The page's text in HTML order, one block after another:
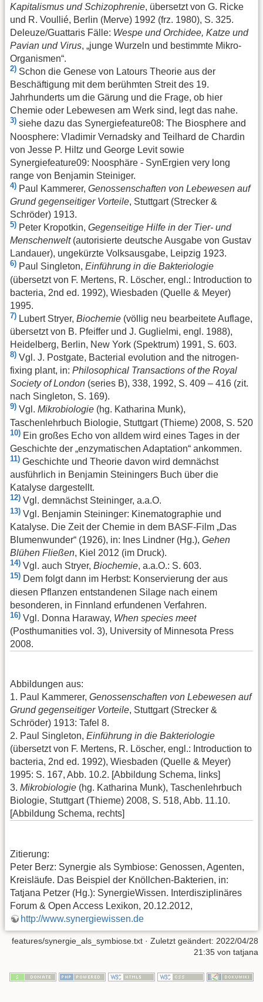
Kapitalismus und Schizophrenie, übersetzt von G. Ricke
und R. Voullié, Berlin (Merve) 1992 (frz. 1980), S. 325.
Deleuze/Guattaris Fälle: Wespe und Orchidee, Katze und
Pavian und Virus, „junge Wurzeln und bestimmte Mikro-
Organismen“.
2) Schon die Genese von Latours Theorie aus der
Beschäftigung mit dem berühmten Streit des 19.
Jahrhunderts um die Gärung und die Frage, ob hier
Chemie oder Lebewesen am Werk sind, legt das nahe.
3) siehe dazu das Synergiefeature08: The Biosphere and
Noosphere: Vladimir Vernadsky and Teilhard de Chardin
von Jesse P. Hiltz und George Levit sowie
Synergiefeature09: Noosphäre - SynErgien very long
range von Benjamin Steiniger.
4) Paul Kammerer, Genossenschaften von Lebewesen auf
Grund gegenseitiger Vorteile, Stuttgart (Strecker &
Schröder) 1913.
5) Peter Kropotkin, Gegenseitige Hilfe in der Tier- und
Menschenwelt(autorisierte deutsche Ausgabe von Gustav
Landauer), ungekürzte Volksausgabe, Leipzig 1923.
6) Paul Singleton, Einführung in die Bakteriologie
(übersetzt von F. Mertens, R. Löscher, engl.: Introduction to
bacteria, 2nd ed. 1992), Wiesbaden (Quelle & Meyer)
1995.
7) Lubert Stryer, Biochemie (völlig neu bearbeitete Auflage,
übersetzt von B. Pfeiffer und J. Guglielmi, engl. 1988),
Heidelberg, Berlin, New York (Spektrum) 1991, S. 603.
8) Vgl. J. Postgate, Bacterial evolution and the nitrogen-
fixing plant, in: Philosophical Transactions of the Royal
Society of London (series B), 338, 1992, S. 409 – 416 (zit.
nach Singleton, S. 169).
9) Vgl. Mikrobiologie (hg. Katharina Munk),
Taschenlehrbuch Biologie, Stuttgart (Thieme) 2008, S. 520
10) Ein großes Echo von alldem wird eines Tages in der
Geschichte der „enzymatischen Adaptation“ ankommen.
11) Geschichte und Theorie davon wird demnächst
ausführlich in Benjamin Steiningers Buch über die
Katalyse dargestellt.
12) Vgl. demnächst Steininger, a.a.O.
13) Vgl. Benjamin Steininger: Kinematographie und
Katalyse. Die Zeit der Chemie in dem BASF-Film „Das
Blumenwunder“ (1926), in: Ines Lindner (Hg.), Gehen
Blühen Fließen, Kiel 2012 (im Druck).
14) Vgl. auch Stryer, Biochemie, a.a.O.: S. 603.
15) Dem folgt dann im Herbst: Konservierung der aus
diesen Pflanzen entstandenen Silage nach einem
besonderen, in Finnland erfundenen Verfahren.
16) Vgl. Donna Haraway, When species meet
(Posthumanities vol. 3), University of Minnesota Press
2008.
Abbildungen aus:
1. Paul Kammerer, Genossenschaften von Lebewesen auf
Grund gegenseitiger Vorteile, Stuttgart (Strecker &
Schröder) 1913: Tafel 8.
2. Paul Singleton, Einführung in die Bakteriologie
(übersetzt von F. Mertens, R. Löscher, engl.: Introduction to
bacteria, 2nd ed. 1992), Wiesbaden (Quelle & Meyer)
1995: S. 167, Abb. 10.2. [Abbildung Schema, links]
3. Mikrobiologie (hg. Katharina Munk), Taschenlehrbuch
Biologie, Stuttgart (Thieme) 2008, S. 518, Abb. 11.10.
[Abbildung Schema, rechts]
Zitierung:
Peter Berz: Synergie als Symbiose: Genossen, Agenten,
Kreisläufe. Das Beispiel der Knöllchen-Bakterien, in:
Tatjana Petzer (Hg.): SynergieWissen. Interdisziplinäres
Forum & Open Access Lexikon, 20.12.2012,
http://www.synergiewissen.de
features/synergie_als_symbiose.txt · Zuletzt geändert: 2022/04/28
21:35 von tatjana